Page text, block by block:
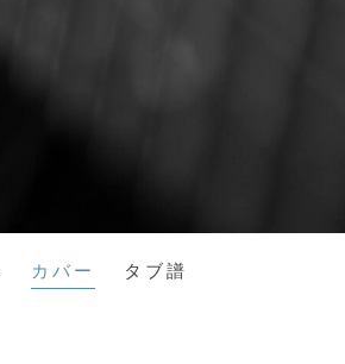
カバー タブ譜